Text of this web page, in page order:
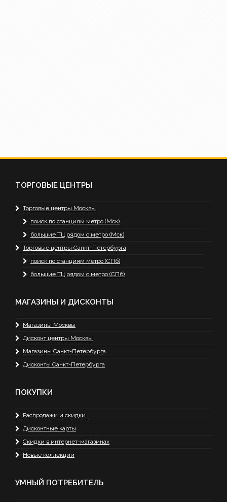
ТОРГОВЫЕ ЦЕНТРЫ
Торговые центры Москвы
поиск по станциям метро (Мск)
большие ТЦ рядом с метро (Мск)
Торговые центры Санкт-Петербурга
поиск по станциям метро (СПб)
большие ТЦ рядом с метро (СПб)
МАГАЗИНЫ И ДИСКОНТЫ
Магазины Москвы
Дисконт центры Москвы
Магазины Санкт-Петербурга
Дисконты Санкт-Петербурга
ПОКУПКИ
Распродажи и скидки
Дисконтные карты
Скидки в интернет-магазинах
Новые коллекции
УМНЫЙ ПОТРЕБИТЕЛЬ